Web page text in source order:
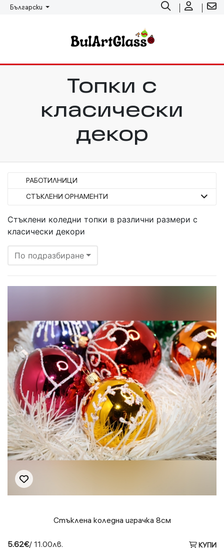
Български
Топки с
класически
декор
РАБОТИЛНИЦИ
СТЪКЛЕНИ ОРНАМЕНТИ
Стъклени коледни топки в различни размери с
класически декори
По подразбиране
Стъклена коледна играчка 8см
5.62€/ 11.00лв. КУПИ